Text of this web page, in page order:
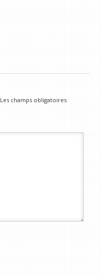
Les champs obligatoires